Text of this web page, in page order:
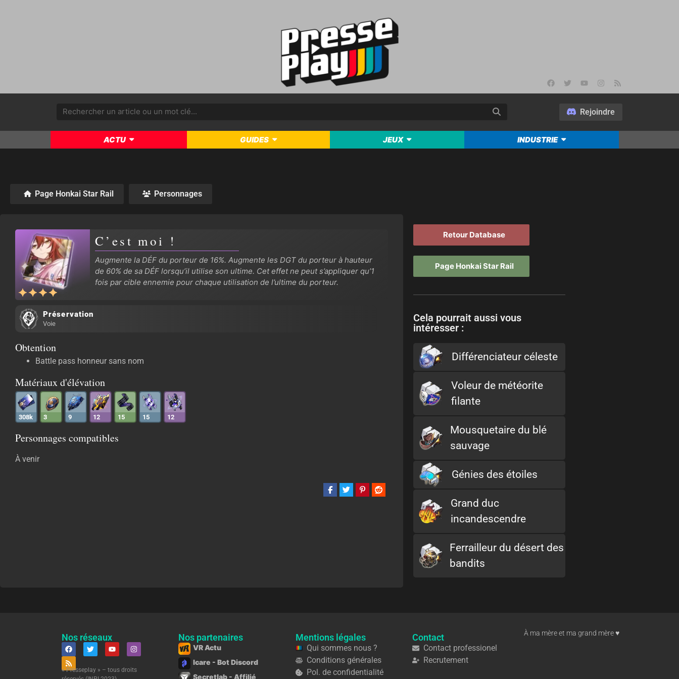
Rejoindre
ACTU GUIDES JEUX INDUSTRIE
Page Honkai Star Rail Personnages
C’est moi !
Augmente la DÉF du porteur de 16%. Augmente les DGT du porteur à hauteur
de 60% de sa DÉF lorsqu’il utilise son ultime. Cet effet ne peut s’appliquer qu’1
fois par cible ennemie pour chaque utilisation de l’ultime du porteur.
Préservation
Voie
Obtention
Battle pass honneur sans nom
Matériaux d'élévation
308k 3 9 12 15 15 12
Personnages compatibles
À venir
Retour Database
Page Honkai Star Rail
Cela pourrait aussi vous
intéresser :
Différenciateur céleste
Voleur de météorite
filante
Mousquetaire du blé
sauvage
Génies des étoiles
Grand duc
incandescendre
Ferrailleur du désert des
bandits
Nos réseaux
« Presseplay » – tous droits
Nos partenaires
VR Actu
Icare - Bot Discord
Secretlab - Affilié
Mentions légales
Qui sommes nous ?
Conditions générales
Pol. de confidentialité
Contact
Contact professionel
Recrutement
À ma mère et ma grand mère ♥︎